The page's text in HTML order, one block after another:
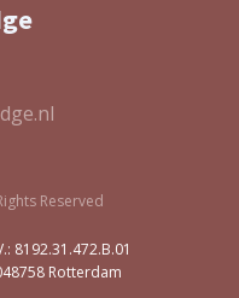
Reserved
8192.31.472.B.01
Rotterdam